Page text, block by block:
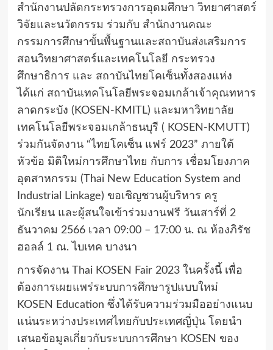
สำนักงานปลัดกระทรวงการอุดมศึกษา วิทยาศาสตร์
วิจัยและนวัตกรรม ร่วมกับ สำนักงานคณะ
กรรมการศึกษาขั้นพื้นฐานและสถาบันส่งเสริมการ
สอนวิทยาศาสตร์และเทคโนโลยี กระทรวง
ศึกษาธิการ และ สถาบันไทยโคเซ็นทั้งสองแห่ง
ได้แก่ สถาบันเทคโนโลยีพระจอมเกล้าเจ้าคุณทหาร
ลาดกระบัง (KOSEN-KMITL) และมหาวิทยาลัย
เทคโนโลยีพระจอมเกล้าธนบุรี ( KOSEN-KMUTT)
ร่วมกันจัดงาน “ไทยโคเซ็น แฟร์ 2023” ภายใต้
หัวข้อ มิติใหม่การศึกษาไทย กับการ เชื่อมโยงภาค
อุตสาหกรรม (Thai New Education System and
Industrial Linkage) ขอเชิญชวนผู้บริหาร ครู
นักเรียน และผู้สนใจเข้าร่วมงานฟรี วันเสาร์ที่ 2
ธันวาคม 2566 เวลา 09:00 – 17:00 น. ณ ห้องภิรัช
ฮอลล์ 1 ณ. ไบเทค บางนา
การจัดงาน Thai KOSEN Fair 2023 ในครั้งนี้ เพื่อ
ต้องการเผยแพร่ระบบการศึกษารูปแบบใหม่
KOSEN Education ซึ่งได้รับความร่วมมืออย่างแนบ
แน่นระหว่างประเทศไทยกับประเทศญี่ปุ่น โดยนำ
เสนอข้อมูลเกี่ยวกับระบบการศึกษา KOSEN ของ